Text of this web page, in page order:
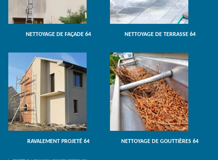
NETTOYAGE DE FAÇADE 64 NETTOYAGE DE TERRASSE 64
RAVALEMENT PROJETÉ 64 NETTOYAGE DE GOUTTIÈRES 64